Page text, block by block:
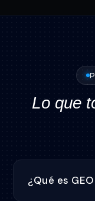
Lo que
¿Qué es